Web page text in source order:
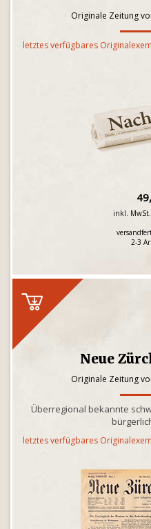
Originale Zeitung
letztes verfügbares
inkl.
2-3
Neue
Originale Zeitung
Überregional bekannte
letztes verfügbares